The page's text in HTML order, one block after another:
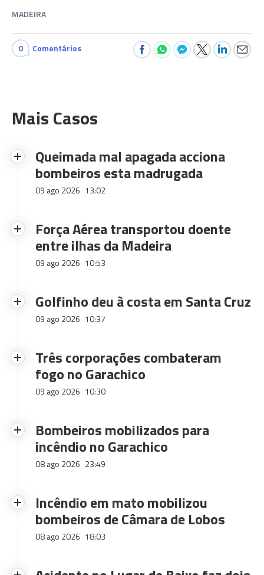
MADEIRA
0 Comentários
Mais Casos
Queimada mal apagada acciona
bombeiros esta madrugada
09 ago 2026 13:02
Força Aérea transportou doente
entre ilhas da Madeira
09 ago 2026 10:53
Golfinho deu à costa em Santa Cruz
09 ago 2026 10:37
Três corporações combateram
fogo no Garachico
09 ago 2026 10:30
Bombeiros mobilizados para
incêndio no Garachico
08 ago 2026 23:49
Incêndio em mato mobilizou
bombeiros de Câmara de Lobos
08 ago 2026 18:03